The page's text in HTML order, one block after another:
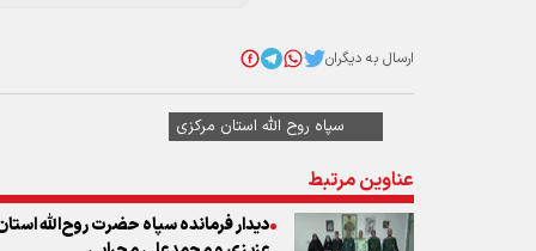
دیدار فرمانده سپاه حضرت روح‌الله
عزیزی و محمدعلی محرابی
زائران مراسم وداع و تشییع پیکر مطهر